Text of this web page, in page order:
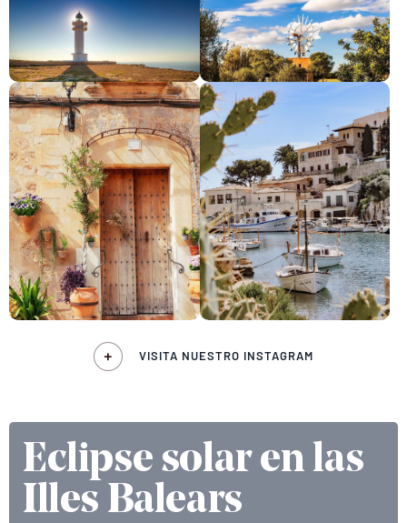
VISITA NUESTRO INSTAGRAM
Eclipse solar en las
Illes Balears